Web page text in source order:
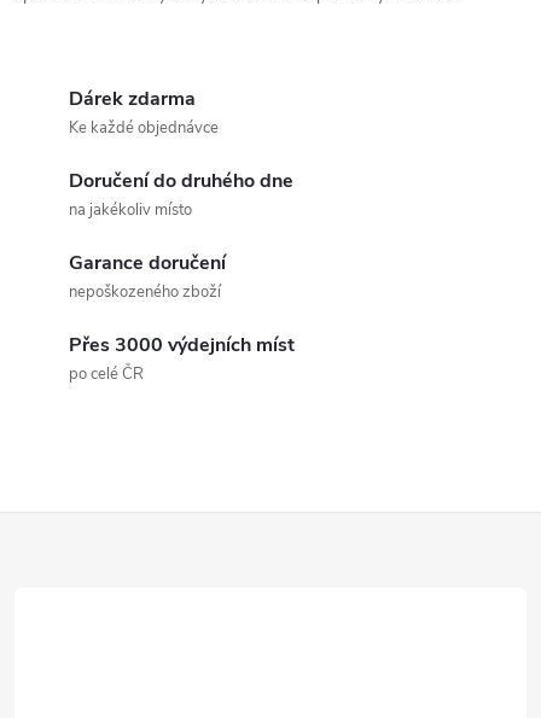
ý
Dárek zdarma
Ke každé objednávce
Doručení do druhého dne
na jakékoliv místo
Garance doručení
nepoškozeného zboží
Přes 3000 výdejních míst
po celé ČR